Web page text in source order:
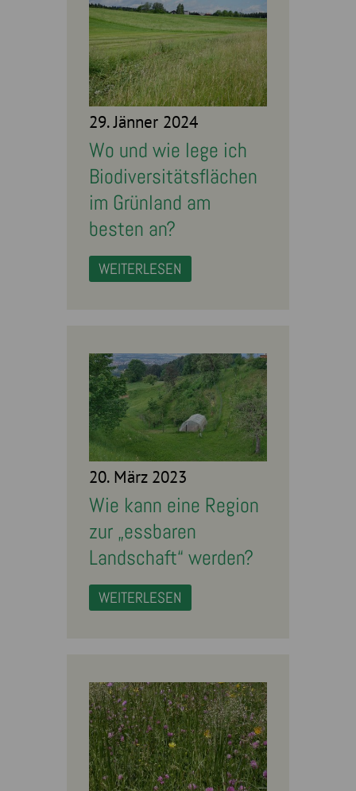
29. Jänner 2024
Wo und wie lege ich
Biodiversitätsflächen
im Grünland am
besten an?
WEITERLESEN
20. März 2023
Wie kann eine Region
zur „essbaren
Landschaft“ werden?
WEITERLESEN